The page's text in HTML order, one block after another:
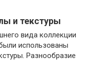
и текстуры
вида коллекции
использованы
Разнообразие